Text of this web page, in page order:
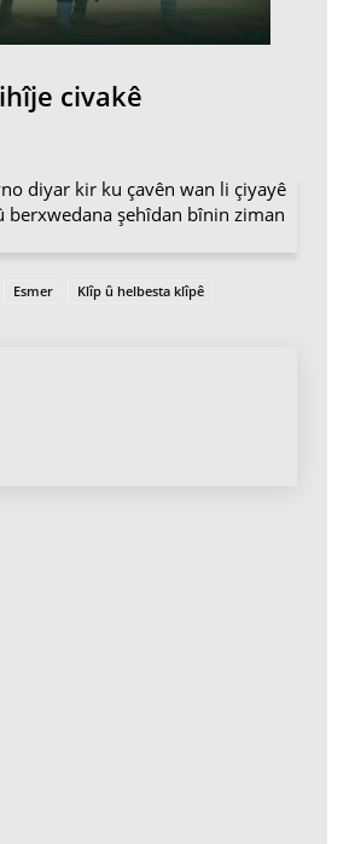
civakê
diyar kir ku çavên wan li çiyayê
berxwedana şehîdan bînin ziman
Esmer
Klîp û helbesta klîpê